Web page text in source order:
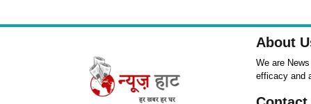
About
We are
efficacy and